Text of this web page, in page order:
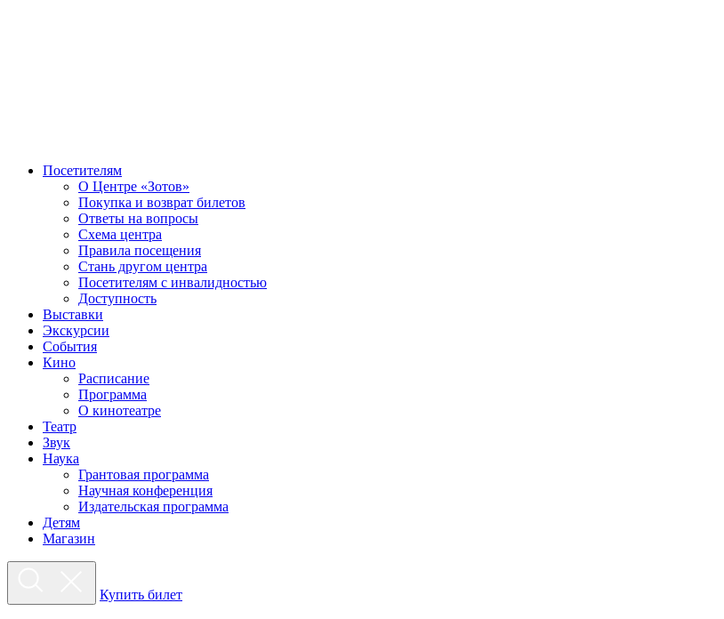
Посетителям
О Центре «Зотов»
Покупка и возврат билетов
Ответы на вопросы
Схема центра
Правила посещения
Стань другом центра
Посетителям с инвалидностью
Доступность
Выставки
Экскурсии
События
Кино
Расписание
Программа
О кинотеатре
Театр
Звук
Наука
Грантовая программа
Научная конференция
Издательская программа
Детям
Магазин
Купить билет